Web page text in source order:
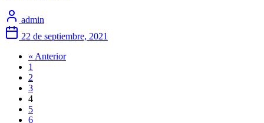
admin
22 de septiembre, 2021
« Anterior
1
2
3
4
5
6